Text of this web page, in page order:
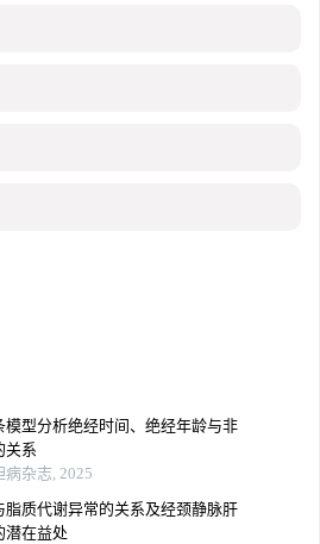
模型分析绝经时间、绝经年龄与非
关系
病杂志, 2025
脂质代谢异常的关系及经颈静脉肝
潜在益处